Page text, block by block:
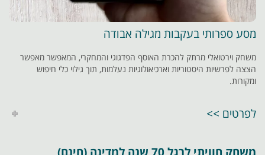
מסע ספרותי בעקבות מגילה אבודה
משחק וירטואלי מרתק להכרת האוסף הפדגוגי והמחקרי, המאפשר מאפשר
הצצה לפרשיות היסטוריות וארכיאולוגיות נעלמות, תוך גילוי כלי חיפוש
ומקורות.
לפרטים >>